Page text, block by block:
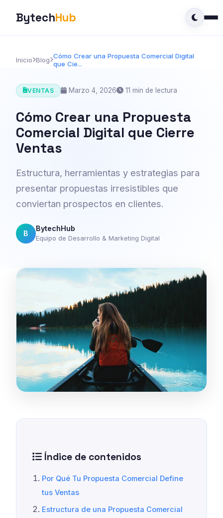
BytechHub
Inicio Blog Cómo Crear una Propuesta Comercial Digital
que Cie...
VENTAS Marzo 4, 2026 11 min de lectura
Cómo Crear una Propuesta
Comercial Digital que Cierre
Ventas
Estructura, herramientas y estrategias para
presentar propuestas irresistibles que
conviertan prospectos en clientes.
B
BytechHub
Equipo de Desarrollo & Marketing Digital
Índice de contenidos
Por Qué Tu Propuesta Comercial Define
tus Ventas
Estructura de una Propuesta Comercial